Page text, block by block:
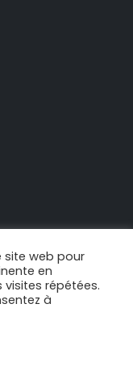
site web pour
en
répétées.
à